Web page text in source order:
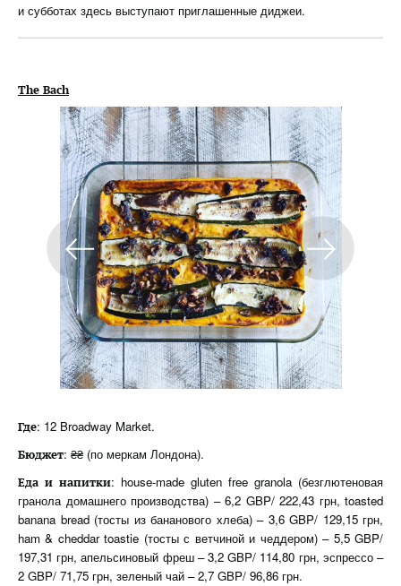
и субботах здесь выступают приглашенные диджеи.
The Bach
Где: 12 Broadway Market.
Бюджет: ₴₴ (по меркам Лондона).
Еда и напитки: house-made gluten free granola (безглютеновая
гранола домашнего производства) – 6,2 GBP/ 222,43 грн, toasted
banana bread (тосты из бананового хлеба) – 3,6 GBP/ 129,15 грн,
ham & cheddar toastie (тосты с ветчиной и чеддером) – 5,5 GBP/
197,31 грн, апельсиновый фреш – 3,2 GBP/ 114,80 грн, эспрессо –
2 GBP/ 71,75 грн, зеленый чай – 2,7 GBP/ 96,86 грн.